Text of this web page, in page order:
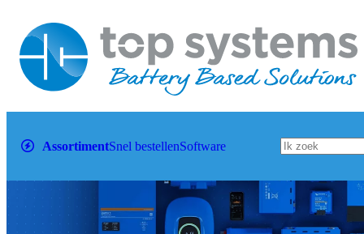
AssortimentSnel bestellenSoftware